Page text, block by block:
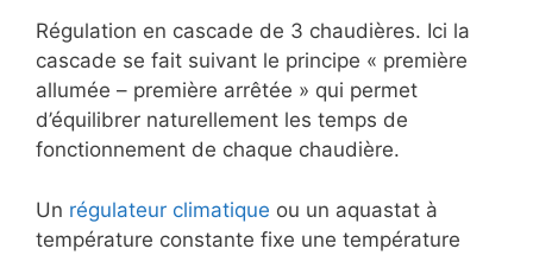
Régulation en cascade de 3 chaudières. Ici la
cascade se fait suivant le principe « première
allumée – première arrêtée » qui permet
d’équilibrer naturellement les temps de
fonctionnement de chaque chaudière.
Un régulateur climatique ou un aquastat à
température constante fixe une température